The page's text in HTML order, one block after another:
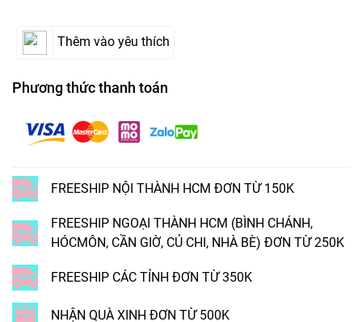
Thêm vào yêu thích
Phương thức thanh toán
FREESHIP NỘI THÀNH HCM ĐƠN TỪ 150K
FREESHIP NGOẠI THÀNH HCM (BÌNH CHÁNH,
HÓCMÔN, CẦN GIỜ, CỦ CHI, NHÀ BÈ) ĐƠN TỪ 250K
FREESHIP CÁC TỈNH ĐƠN TỪ 350K
NHẬN QUÀ XINH ĐƠN TỪ 500K